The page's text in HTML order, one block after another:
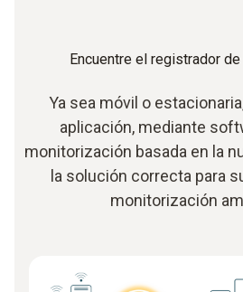
Encuentre el registrador
Ya sea móvil o
aplicación, mediante
monitorización basada en la
la solución correcta para
monitorización